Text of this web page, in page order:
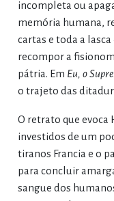
incompleta ou
memória humana,
cartas e toda a
recompor a
pátria. Em Eu, o
o trajeto das
O retrato que
investidos de um
tiranos Francia e o
para concluir
sangue dos